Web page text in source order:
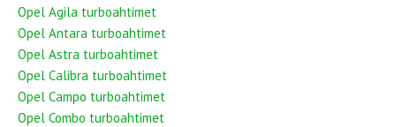
Opel Agila turboahtimet
Opel Antara turboahtimet
Opel Astra turboahtimet
Opel Calibra turboahtimet
Opel Campo turboahtimet
Opel Combo turboahtimet